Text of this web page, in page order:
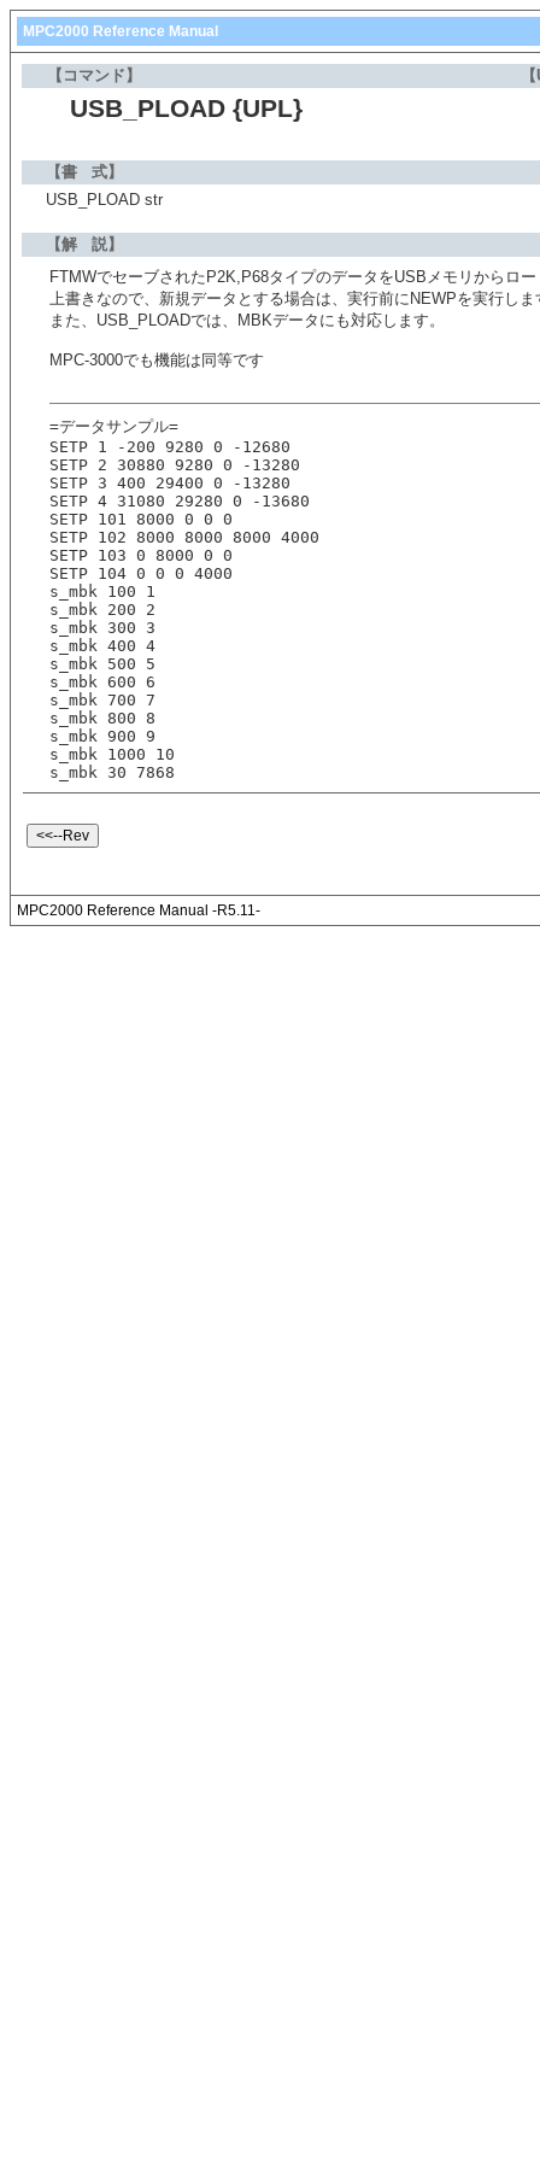
MPC2000 Reference Manual
【コマンド】
USB_PLOAD {UPL}
【書 式】
USB_PLOAD str
【解 説】
FTMWでセーブされたP2K,P68タイプのデータをUSBメモリからロ
上書きなので、新規データとする場合は、実行前にNEWPを実行しま
また、USB_PLOADでは、MBKデータにも対応します。
MPC-3000でも機能は同等です
=データサンプル=
SETP 1 -200 9280 0 -12680
SETP 2 30880 9280 0 -13280
SETP 3 400 29400 0 -13280
SETP 4 31080 29280 0 -13680
SETP 101 8000 0 0 0
SETP 102 8000 8000 8000 4000
SETP 103 0 8000 0 0
SETP 104 0 0 0 4000
s_mbk 100 1
s_mbk 200 2
s_mbk 300 3
s_mbk 400 4
s_mbk 500 5
s_mbk 600 6
s_mbk 700 7
s_mbk 800 8
s_mbk 900 9
s_mbk 1000 10
s_mbk 30 7868
MPC2000 Reference Manual -R5.11-